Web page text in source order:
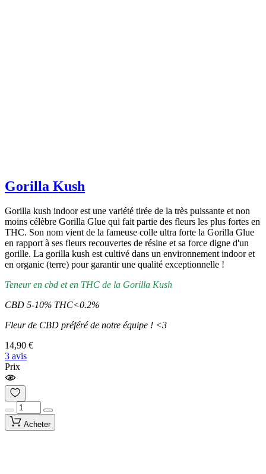
Gorilla Kush
Gorilla kush indoor est une variété tirée de la très puissante et non
moins célèbre Gorilla Glue qui fait partie des fleurs les plus fortes en
THC. Son nom vient de la fameuse colle ultra forte la Gorilla Glue
en rapport à ses fleurs recouvertes de résine et sa force digne d'un
gorille. La gorilla kush est cultivé dans un environnement indoor et
en organic (terre) pour garantir une qualité exceptionnelle !
Teneur en cbd et en THC de la Gorilla Kush
CBD 5-10% THC<0.2%
Fleur de CBD préféré de notre équipe ! <3
14,90 €
3 avis
Prix
Acheter